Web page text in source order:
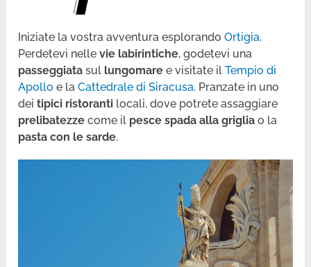
Iniziate la vostra avventura esplorandoOrtigia.
Perdetevi nellevie labirintiche, godetevi una
passeggiatasul lungomare e visitate ilTempio di
Apollo e laCattedrale di Siracusa. Pranzate in uno
deitipici ristoranti locali, dove potrete assaggiare
prelibatezze come il pesce spada alla grigliao la
pasta con le sarde.